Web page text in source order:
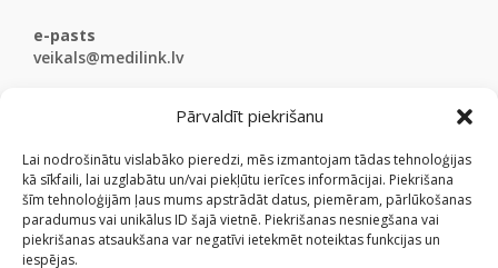
Pārvaldīt piekrišanu
Lai nodrošinātu vislabāko pieredzi, mēs izmantojam tādas tehnoloģijas
kā sīkfaili, lai uzglabātu un/vai piekļūtu ierīces informācijai. Piekrišana
šīm tehnoloģijām ļaus mums apstrādāt datus, piemēram, pārlūkošanas
paradumus vai unikālus ID šajā vietnē. Piekrišanas nesniegšana vai
piekrišanas atsaukšana var negatīvi ietekmēt noteiktas funkcijas un
iespējas.
e-pasts
veikals@medilink.lv